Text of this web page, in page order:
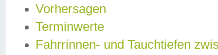
Vorhersagen
Terminwerte
Fahrrinnen- und Tauchtiefen